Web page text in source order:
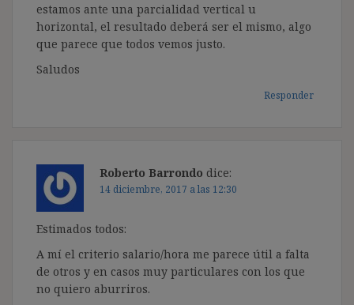
estamos ante una parcialidad vertical u
horizontal, el resultado deberá ser el mismo, algo
que parece que todos vemos justo.
Saludos
Responder
Roberto Barrondo dice:
14 diciembre, 2017 a las 12:30
Estimados todos:
A mí el criterio salario/hora me parece útil a falta
de otros y en casos muy particulares con los que
no quiero aburriros.